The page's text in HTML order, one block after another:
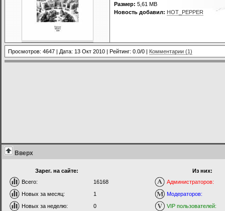
Размер: 5,61 MB
Новость добавил: HOT_PEPPER
Просмотров: 4647 | Дата: 13 Окт 2010 | Рейтинг: 0.0/0 | Комментарии (1)
Вверх
Зарег. на сайте:
Всего:
16168
Новых за месяц:
1
Новых за неделю:
0
Из них:
Администраторов:
Модераторов:
VIP пользователей: